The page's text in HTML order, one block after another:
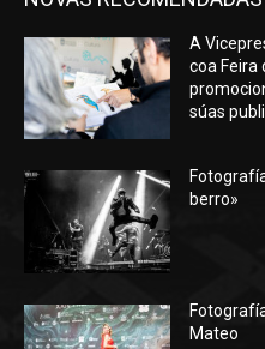
A
coa Feira
súas
berro»
Mateo